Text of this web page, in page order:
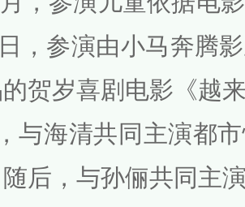
，参演由小马奔腾
贺岁喜剧电影《越
与海清共同主演都
后，与孙俪共同主